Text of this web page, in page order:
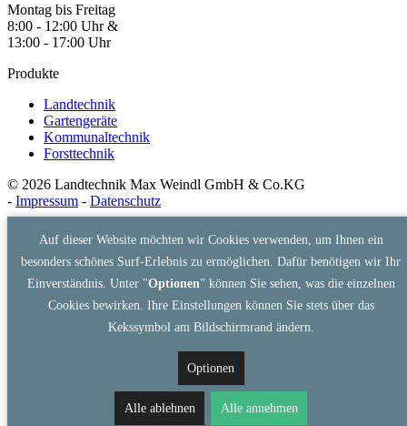
Montag bis Freitag
8:00 - 12:00 Uhr &
13:00 - 17:00 Uhr
Produkte
Landtechnik
Gartengeräte
Kommunaltechnik
Forsttechnik
© 2026 Landtechnik Max Weindl GmbH & Co.KG
- Impressum - Datenschutz
Auf dieser Website möchten wir Cookies verwenden, um Ihnen ein
besonders schönes Surf-Erlebnis zu ermöglichen. Dafür benötigen wir Ihr
Einverständnis. Unter "Optionen" können Sie sehen, was die einzelnen
Cookies bewirken. Ihre Einstellungen können Sie stets über das
Kekssymbol am Bildschirmrand ändern.
Optionen
Alle ablehnen Alle annehmen